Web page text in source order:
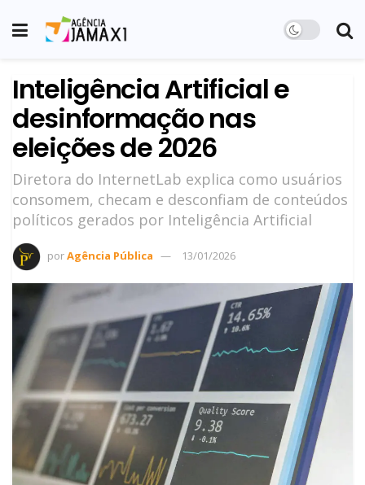
Inteligência Artificial e
desinformação nas
eleições de 2026
Diretora do InternetLab explica como usuários
consomem, checam e desconfiam de conteúdos
políticos gerados por Inteligência Artificial
porAgência Pública 13/01/2026